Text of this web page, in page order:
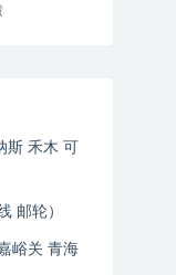
禾木 可
邮轮）
峪关 青海